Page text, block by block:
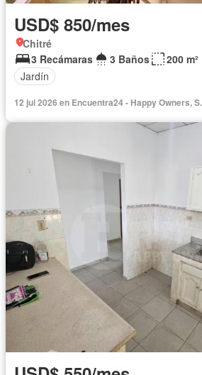
USD$ 850/mes
Chitré
3 Recámaras
3 Baños
200 m²
Jardín
12 jul 2026 en Encuentra24 - Happy Owners,